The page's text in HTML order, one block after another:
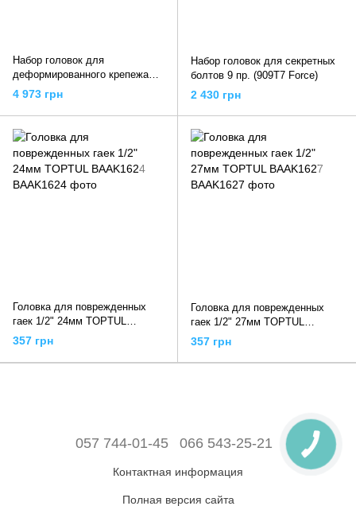
Набор головок для
деформированного крепежа
12пр. (912U3 Force)
4 973 грн
Набор головок для секретных
болтов 9 пр. (909T7 Force)
2 430 грн
Головка для поврежденных
гаек 1/2" 24мм TOPTUL
BAAK1624
357 грн
Головка для поврежденных
гаек 1/2" 27мм TOPTUL
BAAK1627
357 грн
057 744-01-45 066 543-25-21
Контактная информация
Полная версия сайта